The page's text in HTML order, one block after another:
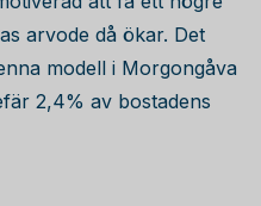
arvode då ökar. Det
modell i Morgongåva
2,4% av bostadens